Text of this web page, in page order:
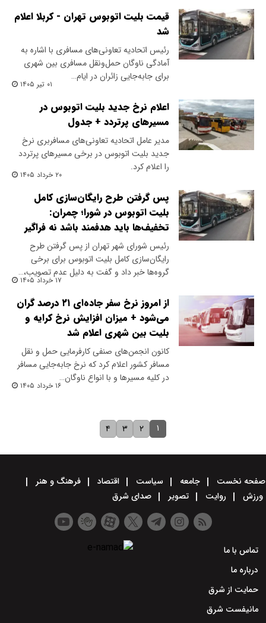
قیمت بلیت اتوبوس تهران - کربلا اعلام
شد
​رئیس اتحادیه تعاونی‌های مسافری با اشاره به
آمادگی ناوگان حمل‌ونقل مسافری بین شهری
برای جابه‌جایی زائران در ایام…
۰۱ تیر ۱۴۰۵
اعلام نرخ‌ جدید بلیت‌ اتوبوس در
مسیرهای پرتردد + جدول
مدیر عامل اتحادیه تعاونی‌های مسافربری نرخ
جدید بلیت اتوبوس در برخی مسیرهای پرتردد
را اعلام کرد.
۲۰ خرداد ۱۴۰۵
پس گرفتن طرح رایگان‌سازی کامل
بلیت اتوبوس در شورا؛ چمران:
تخفیف‌ها باید هدفمند باشد نه فراگیر
رئیس شورای شهر تهران از پس گرفتن طرح
رایگان‌سازی کامل بلیت اتوبوس برای برخی
گروه‌ها خبر داد و گفت به دلیل عدم تصویب،…
۱۷ خرداد ۱۴۰۵
از امروز نرخ سفر جاده‌ای ۲۱ درصد گران
می‌شود + میزان افزایش نرخ کرایه و
بلیت بین شهری اعلام شد
کانون انجمن‌های صنفی کارفرمایی حمل و نقل
مسافر کشور اعلام کرد که نرخ جابه‌جایی مسافر
در کلیه مسیرها و با انواع ناوگان…
۱۶ خرداد ۱۴۰۵
۱ ۲ ۳ ۴
صفحه نخست جامعه سیاست اقتصاد
فرهنگ و هنر
ورزش
روایت تصویر صدای شرق
تماس با ما
درباره ما
حمایت از شرق
مانیفست شرق